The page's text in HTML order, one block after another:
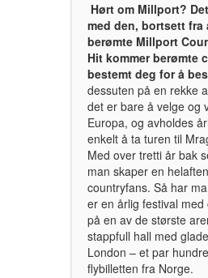
Hørt om Millport?
med den, bortsett fra
berømte Millport
Hit kommer berømte
bestemt deg for å
dessuten på en rekke
det er bare å velge og
Europa, og avholdes
enkelt å ta turen til
Med over tretti år bak
man skaper en
countryfans. Så har
er en årlig festival
på en av de største
stappfull hall med
London – et par
flybilletten fra Norge.